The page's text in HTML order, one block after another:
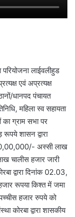
लाईवलीहुड
एवं अप्रत्यक्ष
धानपद पंचायत
महिला स्व सहायता
का ग्राम सभा पर
रूपये शासन द्वारा
अस्सी लाख
चालीस हजार जारी
द्वारा दिनांक 02.03,
रूपया किश्त में जमा
हजार रुपये को
कोरबा द्वारा शासकीय